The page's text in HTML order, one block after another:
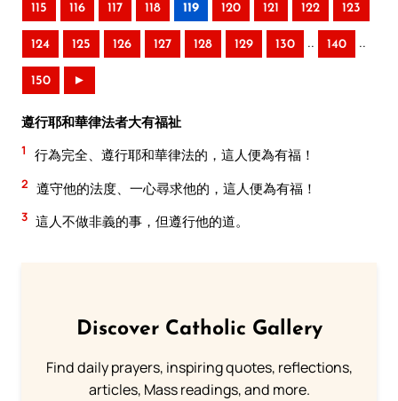
115 116 117 118 119 120 121 122 123
124 125 126 127 128 129 130 .. 140 ..
150 ►
遵行耶和華律法者大有福祉
1 行為完全、遵行耶和華律法的，這人便為有福！
2 遵守他的法度、一心尋求他的，這人便為有福！
3 這人不做非義的事，但遵行他的道。
Discover Catholic Gallery
Find daily prayers, inspiring quotes, reflections,
articles, Mass readings, and more.